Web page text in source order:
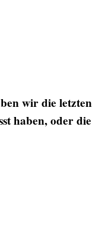
wir die letzten
haben, oder die